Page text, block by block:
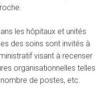
les hôpitaux et unités
des soins sont invités à
visant à recenser
organisationnelles telles
de postes, etc.